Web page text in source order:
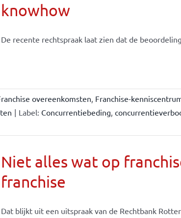
knowhow
De recente rechtspraak laat zien dat de
overeenkomsten, Franchise-
| Label: Concurrentiebeding,
Niet alles wat op
franchise
Dat blijkt uit een uitspraak van de Rechtbank